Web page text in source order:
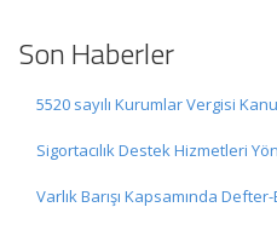
Son Haberler
5520 sayılı Kurumlar Vergisi
Sigortacılık Destek Hizmetleri
Varlık Barışı Kapsamında